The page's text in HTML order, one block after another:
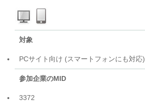
対象
PCサイト向け (スマートフォンにも対応)
参加企業のMID
3372